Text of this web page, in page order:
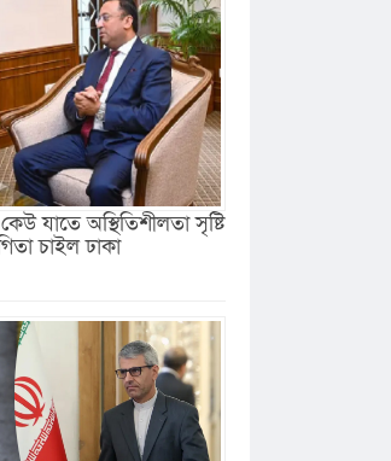
যাতে অস্থিতিশীলতা সৃষ্টি
চাইল ঢাকা